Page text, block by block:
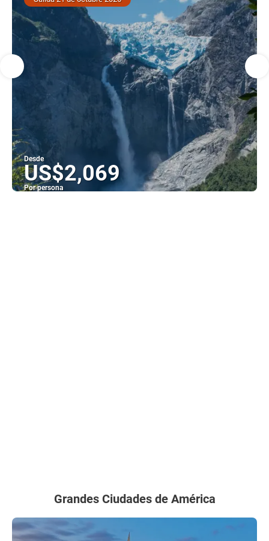
Desde
US$2,069
Por persona
Grandes Ciudades de América